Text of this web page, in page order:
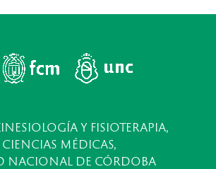
Y FISIOTERAPIA,
MÉDICAS,
NACIONAL DE CÓRDOBA